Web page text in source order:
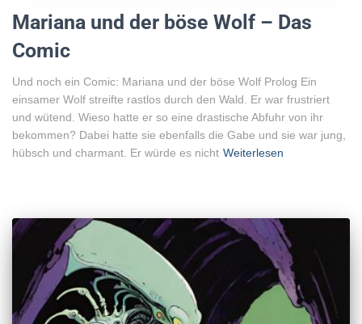
Mariana und der böse Wolf – Das
Comic
Und noch ein Comic: Mariana und der böse Wolf Prolog Ein
einsamer Wolf streifte rastlos durch den Wald. Er war frustriert
und wütend. Wieso hatte er so eine drastische Abfuhr von ihr
bekommen? Dabei hatte sie ebenfalls die Gabe und sie war jung,
hübsch und charmant. Er würde es nicht Weiterlesen